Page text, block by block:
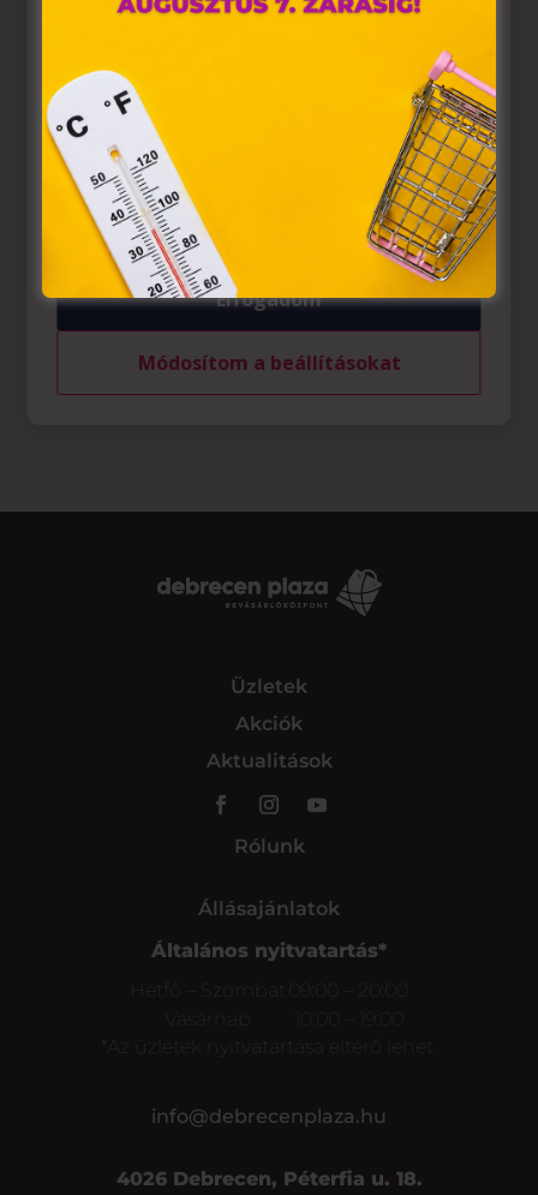
Üzletek
Akciók
Aktualitások
Rólunk
Állásajánlatok
Általános nyitvatartás*
Hétfő – Szombat
09:00 – 20:00
Vasárnap
*Az üzletek nyitvatartása eltérő lehet.
info@debrecenplaza.hu
4026 Debrecen, Péterfia u. 18.
A „sütiket" az elektronikus hírközlésről szóló 2003. évi C.
törvény, az elektronikus kereskedelmi szolgáltatások, az
információs társadalommal összefüggő szolgáltatások
egyes kérdéseiről szóló 2001. évi CVIII. törvény, valamint
az Európai Unió előírásainak megfelelően használjuk.
Azon weblapoknak, melyek az Európai Unió országain
belül működnek, a „sütik" használatához, és ezeknek a
felhasználó számítógépén vagy egyéb eszközén történő
tárolásához a felhasználók hozzájárulását kell kérniük.
Elfogadom
Módosítom a beállításokat